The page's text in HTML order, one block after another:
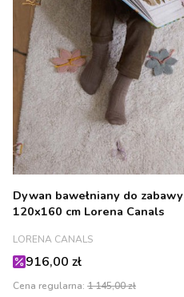
Dywan bawełniany do
120x160 cm Lorena Canals
PRODUCENT
LORENA CANALS
Cena promocyjna
916,00 zł
Cena regularna: 1 145,00 zł